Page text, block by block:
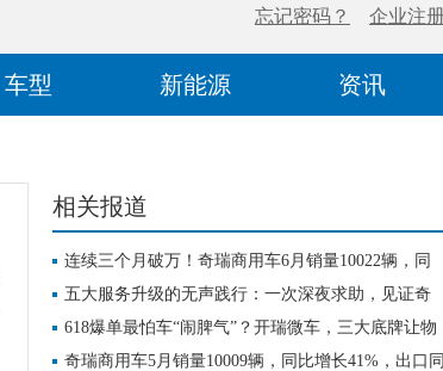
车型 新能源 资讯
相关报道
连续三个月破万！奇瑞商用车6月销量10022辆，同
比增长61%，出口同比增长146%
五大服务升级的无声践行：一次深夜求助，见证奇
瑞商用车24小时守护
618爆单最怕车“闹脾气”？开瑞微车，三大底牌让物
流稳稳跑赢618
奇瑞商用车5月销量10009辆，同比增长41%，出口同